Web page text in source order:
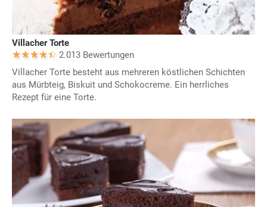
Villacher Torte
2.013 Bewertungen
Villacher Torte besteht aus mehreren köstlichen Schichten
aus Mürbteig, Biskuit und Schokocreme. Ein herrliches
Rezept für eine Torte.